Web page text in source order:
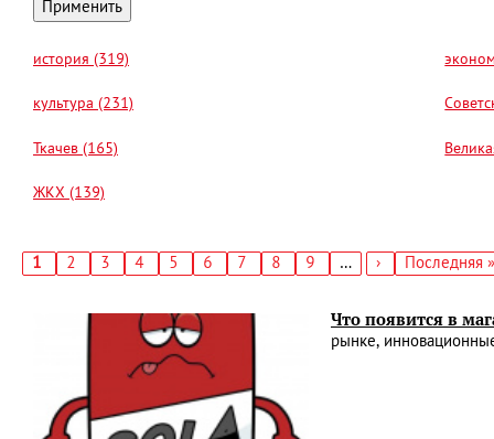
история (319)
культура (231)
Ткачев (165)
ЖКХ (139)
Текущая
1 Страница
2 Страница
3 Страница
4 Страница
5 Страница
6 Страница
7 Страница
8 Страница
9 …
Следующая
›
Последняя
Последняя »
Что появится в
рынке,